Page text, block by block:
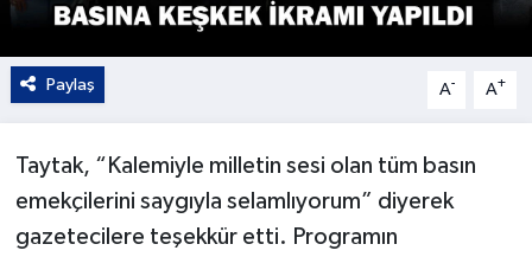
Paylaş A- A+
Taytak, “Kalemiyle milletin sesi olan tüm basın
emekçilerini saygıyla selamlıyorum” diyerek
gazetecilere teşekkür etti. Programın